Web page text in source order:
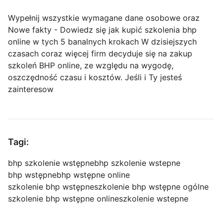
Wypełnij wszystkie wymagane dane osobowe oraz
Nowe fakty - Dowiedz się jak kupić szkolenia bhp
online w tych 5 banalnych krokach W dzisiejszych
czasach coraz więcej firm decyduje się na zakup
szkoleń BHP online, ze względu na wygodę,
oszczędność czasu i kosztów. Jeśli i Ty jesteś
zainteresow
Tagi:
bhp szkolenie wstępnebhp szkolenie wstepne
bhp wstępnebhp wstępne online
szkolenie bhp wstępneszkolenie bhp wstępne ogólne
szkolenie bhp wstępne onlineszkolenie wstepne